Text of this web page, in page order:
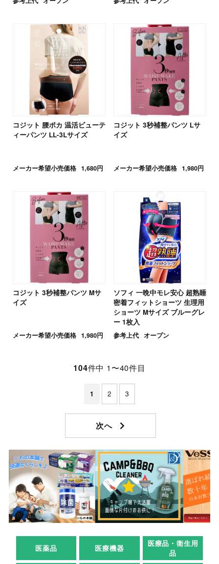
コジット 腰ポカ 温活ビューテ
ィーパンツ LL-3Lサイズ
メーカー希望小売価格 1,680円
コジット 3秒補整パンツ Lサ
イズ
メーカー希望小売価格 1,980円
コジット 3秒補整パンツ Mサ
イズ
メーカー希望小売価格 1,980円
ソフィ 一晩中モレ安心 超熟睡
密着フィットショーツ 生理用
ショーツ Mサイズ ブルーグレ
ー 1枚入
参考上代 オープン
104件中 1〜40件目
1 2 3
医薬品 医療機器
医療品・衛生用
品